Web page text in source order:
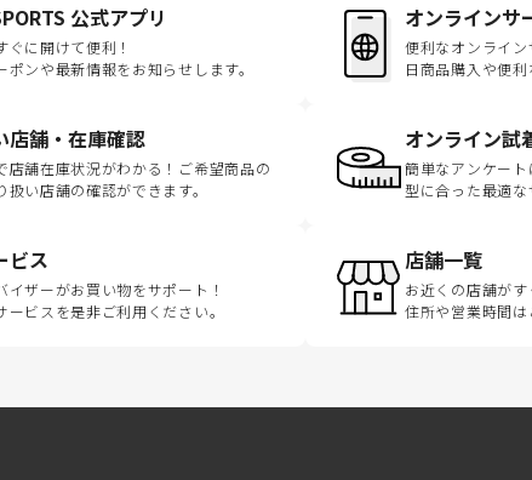
公式アプリ
ぐに開けて便利！
ポンや最新情報をお知らせします。
オンラインサ
便利なオンライ
日商品購入や便利
店舗・在庫確認
店舗在庫状況がわかる！ご希望商品の
扱い店舗の確認ができます。
オンライン試
簡単なアンケー
型に合った最適な
ビス
イザーがお買い物をサポート！
ービスを是非ご利用ください。
店舗一覧
お近くの店舗がす
住所や営業時間は